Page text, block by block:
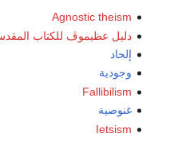
Agnostic theism
دليل عظيموڤ للكتاب
إلحاد
وجودية
Fallibilism
غنوصية
Ietsism